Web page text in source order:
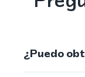
¿Puedo